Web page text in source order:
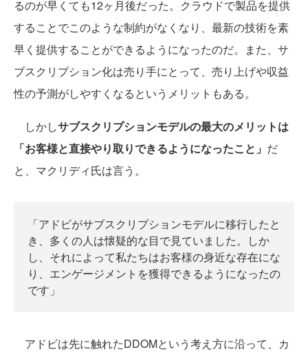
るのが早くても12ヶ月後だった。クラウドで製品を提供
することでこのような制約がなくなり、最新の技術を素
早く提供することができるようになったのだ。また、サ
ブスクリプション化は売り手にとって、売り上げや収益
性の予測がしやすくなるというメリットもある。
しかしサブスクリプションモデルの最大のメリットは
「お客様と直接やり取りできるようになったこと」 だ
と、マクリディ氏は言う。
「アドビがサブスクリプションモデルに移行したと
き、多くの人は懐疑的な目で見ていました。しか
し、それによって私たちはお客様の身近な存在にな
り、エンゲージメントを獲得できるようになったの
です」
アドビは先に触れたDDOMという考え方に沿って、カ